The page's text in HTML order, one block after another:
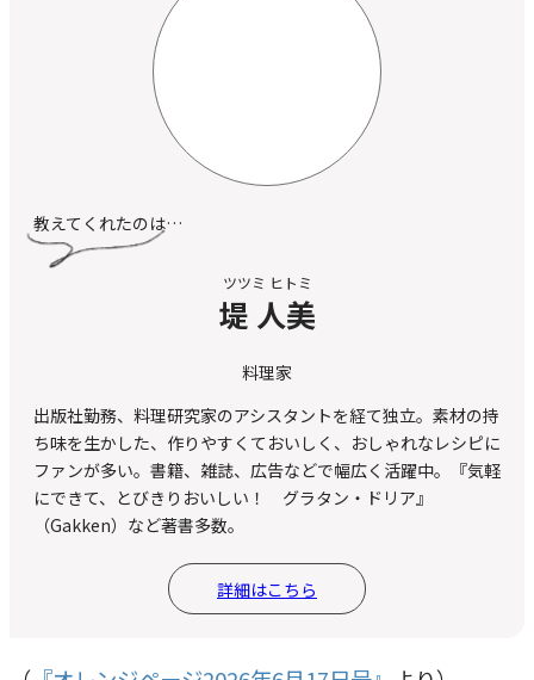
教えてくれたのは…
堤 人美
ツツミ ヒトミ
料理家
出版社勤務、料理研究家のアシスタントを経て独立。素材の持
ち味を生かした、作りやすくておいしく、おしゃれなレシピに
ファンが多い。書籍、雑誌、広告などで幅広く活躍中。『気軽
にできて、とびきりおいしい！ グラタン・ドリア』
（Gakken）など著書多数。
詳細はこちら